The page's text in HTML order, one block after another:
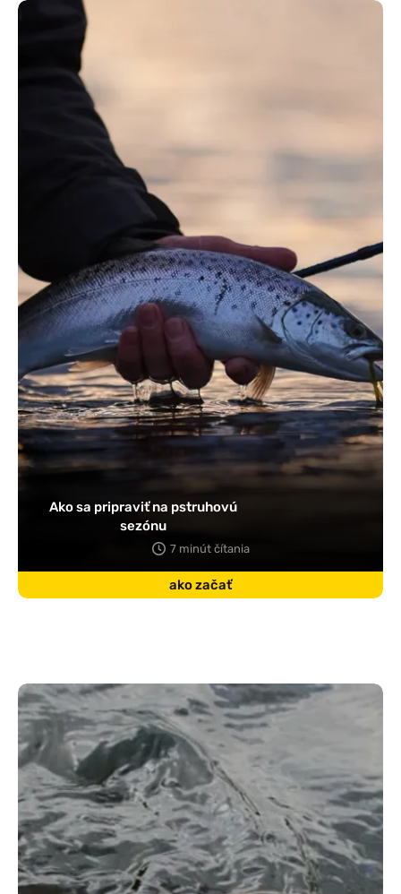
ako začať
Ako sa pripraviť na pstruhovú
sezónu
7 minút čítania